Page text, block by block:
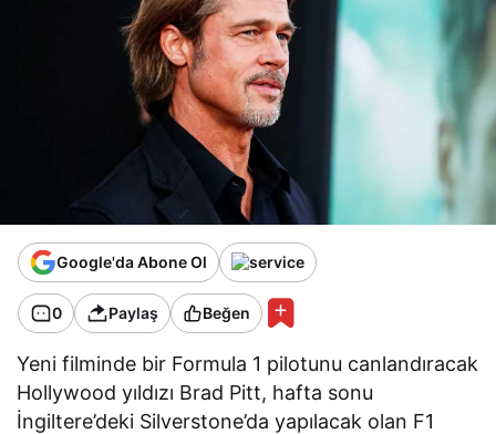
Google'da Abone Ol
0 Paylaş Beğen
Yeni filminde bir Formula 1 pilotunu canlandıracak
Hollywood yıldızı Brad Pitt, hafta sonu
İngiltere’deki Silverstone’da yapılacak olan F1